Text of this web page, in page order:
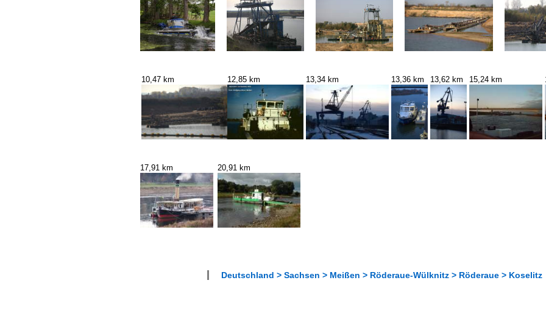
10,47 km 12,85 km 13,34 km 13,36 km 13,62 km 15,24 km
17,91 km 20,91 km
Deutschland > Sachsen > Meißen > Röderaue-Wülknitz > Röderaue > Koselitz